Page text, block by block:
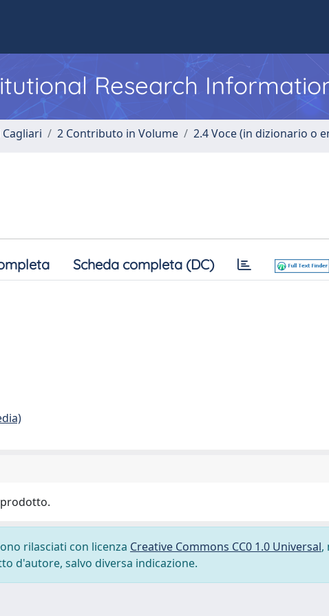
Research
2 Contributo in Volume 2.4 Voce (in dizionario o
Scheda completa (DC)
rilasciati con licenza Creative Commons CC0 1.0 Universal,
d'autore, salvo diversa indicazione.